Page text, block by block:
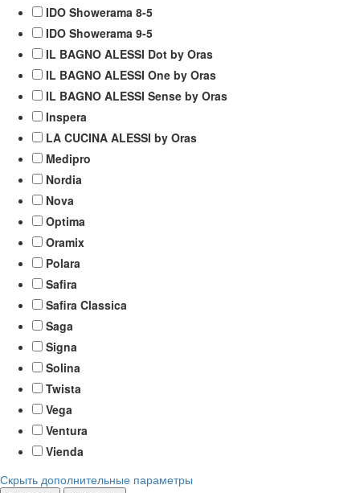
IDO Showerama 8-5
IDO Showerama 9-5
IL BAGNO ALESSI Dot by Oras
IL BAGNO ALESSI One by Oras
IL BAGNO ALESSI Sense by Oras
Inspera
LA CUCINA ALESSI by Oras
Medipro
Nordia
Nova
Optima
Oramix
Polara
Safira
Safira Classica
Saga
Signa
Solina
Twista
Vega
Ventura
Vienda
Скрыть дополнительные параметры